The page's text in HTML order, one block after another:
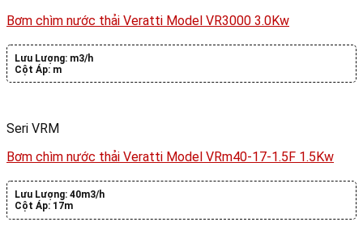
Bơm chìm nước thải Veratti Model VR3000 3.0Kw
Lưu Lượng: m3/h
Cột Áp: m
Seri VRM
Bơm chìm nước thải Veratti Model VRm40-17-1.5F 1.5Kw
Lưu Lượng: 40m3/h
Cột Áp: 17m